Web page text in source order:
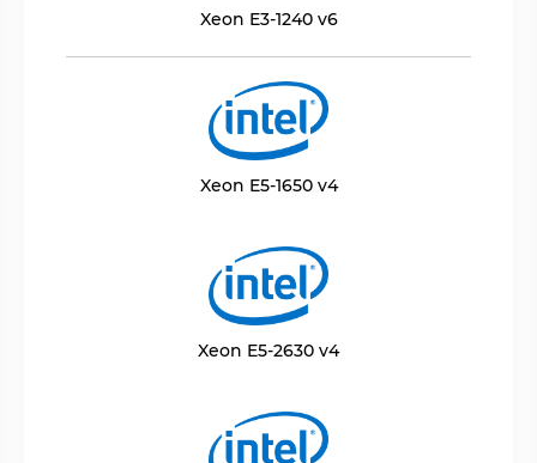
Xeon E3-1240 v6
Xeon E5-1650 v4
Xeon E5-2630 v4